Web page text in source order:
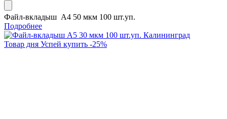
Файл-вкладыш А4 50 мкм 100 шт.уп.
Подробнее
Товар дня Успей купить -25%